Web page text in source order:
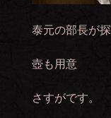
泰元の部長が
壺も用意
さすがです。